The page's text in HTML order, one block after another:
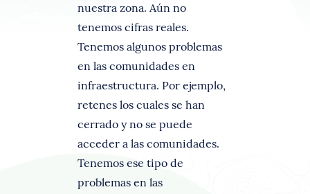
nuestra zona. Aún no
tenemos cifras reales.
Tenemos algunos problemas
en las comunidades en
infraestructura. Por ejemplo,
retenes los cuales se han
cerrado y no se puede
acceder a las comunidades.
Tenemos ese tipo de
problemas en las